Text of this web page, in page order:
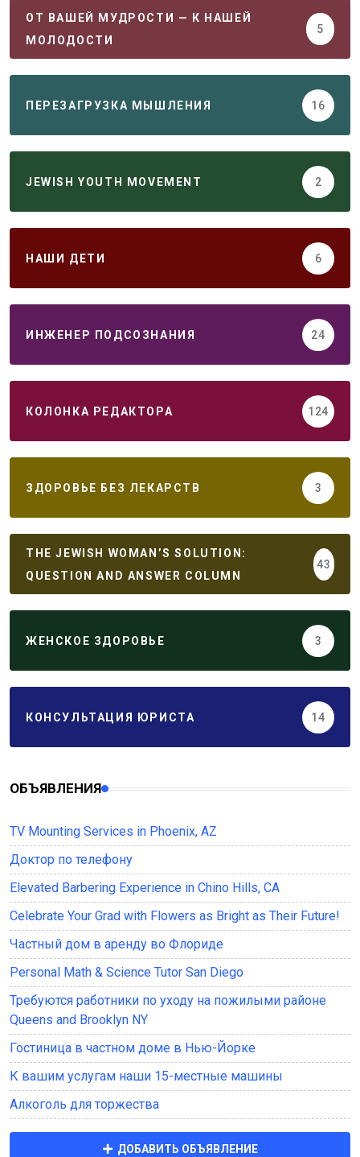
ОТ ВАШЕЙ МУДРОСТИ — К НАШЕЙ
МОЛОДОСТИ
5
ПЕРЕЗАГРУЗКА МЫШЛЕНИЯ 16
JEWISH YOUTH MOVEMENT 2
НАШИ ДЕТИ 6
ИНЖЕНЕР ПОДСОЗНАНИЯ 24
КОЛОНКА РЕДАКТОРА 124
ЗДОРОВЬЕ БЕЗ ЛЕКАРСТВ 3
THE JEWISH WOMAN’S SOLUTION:
QUESTION AND ANSWER COLUMN
43
ЖЕНСКОЕ ЗДОРОВЬЕ 3
КОНСУЛЬТАЦИЯ ЮРИСТА 14
ОБЪЯВЛЕНИЯ
TV Mounting Services in Phoenix, AZ
Доктор по телефону
Elevated Barbering Experience in Chino Hills, CA
Celebrate Your Grad with Flowers as Bright as Their Future!
Частный дом в аренду во Флориде
Personal Math & Science Tutor San Diego
Требуются работники по уходу на пожилыми районе
Queens and Brooklyn NY
Гостиница в частном доме в Нью-Йорке
К вашим услугам наши 15-местные машины
Алкоголь для торжества
ДОБАВИТЬ ОБЪЯВЛЕНИЕ